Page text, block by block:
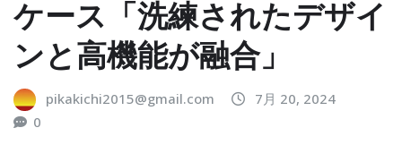
ケース「洗練されたデザイ
ンと高機能が融合」
pikakichi2015@gmail.com
7月 20, 2024
0